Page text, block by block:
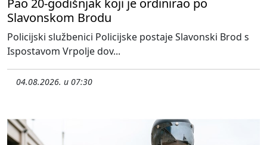
Pao 20-godišnjak koji je ordinirao po
Slavonskom Brodu
Policijski službenici Policijske postaje Slavonski Brod s
Ispostavom Vrpolje dov...
04.08.2026. u 07:30